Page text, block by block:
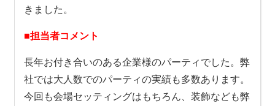
きました。
■担当者コメント
長年お付き合いのある企業様のパーティでした。弊
社では大人数でのパーティの実績も多数あります。
今回も会場セッティングはもちろん、装飾なども弊